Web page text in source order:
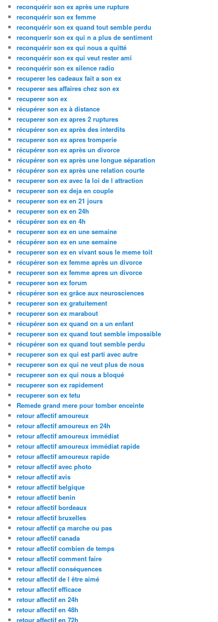
reconquérir son ex après une rupture
reconquérir son ex femme
reconquérir son ex quand tout semble perdu
reconquerir son ex qui n a plus de sentiment
reconquérir son ex qui nous a quitté
reconquérir son ex qui veut rester ami
reconquérir son ex silence radio
recuperer les cadeaux fait a son ex
recuperer ses affaires chez son ex
recuperer son ex
récupérer son ex à distance
recuperer son ex apres 2 ruptures
récupérer son ex après des interdits
recuperer son ex apres tromperie
récupérer son ex après un divorce
récupérer son ex après une longue séparation
récupérer son ex après une relation courte
recuperer son ex avec la loi de l attraction
recuperer son ex deja en couple
recuperer son ex en 21 jours
recuperer son ex en 24h
récupérer son ex en 4h
recuperer son ex en une semaine
récupérer son ex en une semaine
recuperer son ex en vivant sous le meme toit
récupérer son ex femme après un divorce
recuperer son ex femme apres un divorce
recuperer son ex forum
récupérer son ex grâce aux neurosciences
recuperer son ex gratuitement
recuperer son ex marabout
récupérer son ex quand on a un enfant
recuperer son ex quand tout semble impossible
récupérer son ex quand tout semble perdu
recuperer son ex qui est parti avec autre
recuperer son ex qui ne veut plus de nous
recuperer son ex qui nous a bloqué
recuperer son ex rapidement
recuperer son ex tetu
Remede grand mere pour tomber enceinte
retour affectif amoureux
retour affectif amoureux en 24h
retour affectif amoureux immédiat
retour affectif amoureux immédiat rapide
retour affectif amoureux rapide
retour affectif avec photo
retour affectif avis
retour affectif belgique
retour affectif benin
retour affectif bordeaux
retour affectif bruxelles
retour affectif ça marche ou pas
retour affectif canada
retour affectif combien de temps
retour affectif comment faire
retour affectif conséquences
retour affectif de l être aimé
retour affectif efficace
retour affectif en 24h
retour affectif en 48h
retour affectif en 72h